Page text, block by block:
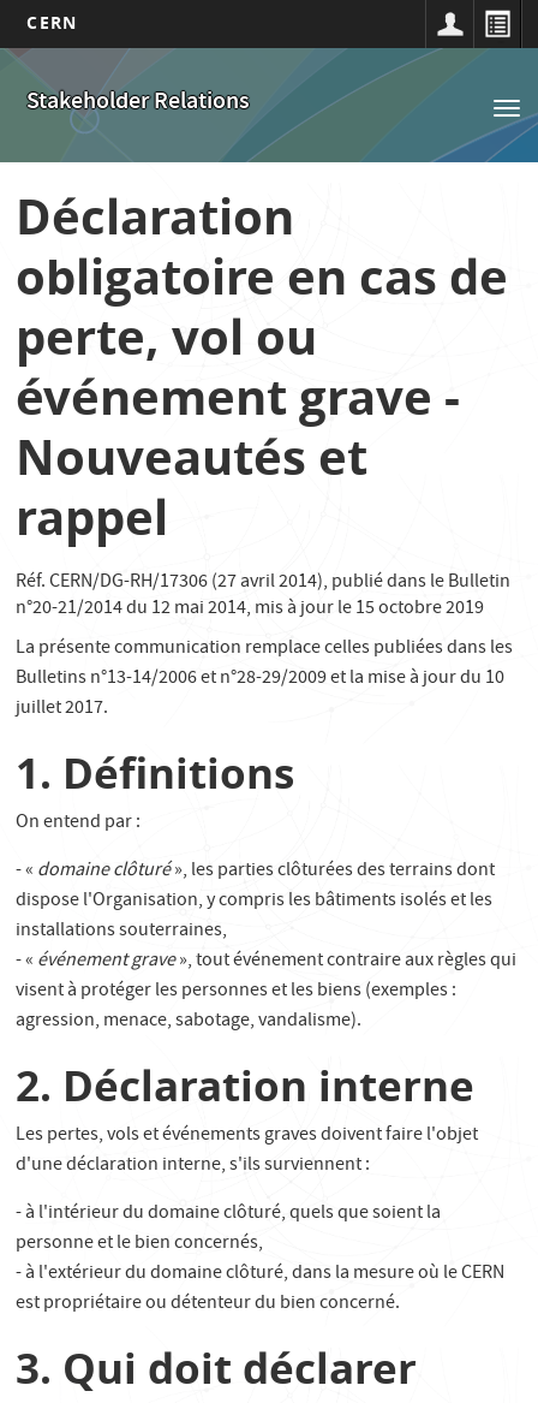
Aller
contenu
CERN
Stakeholder Relations
Navigation
principale
Déclaration
obligatoire en cas de
perte, vol ou
événement grave -
Nouveautés et
rappel
Réf. CERN/DG-RH/17306 (27 avril 2014), publié dans le Bulletin
n°20-21/2014 du 12 mai 2014, mis à jour le 15 octobre 2019
La présente communication remplace celles publiées dans les
Bulletins n°13-14/2006 et n°28-29/2009 et la mise à jour du 10
juillet 2017.
1. Définitions
On entend par :
- « domaine clôturé», les parties clôturées des terrains dont
dispose l'Organisation, y compris les bâtiments isolés et les
installations souterraines,
- « événement grave», tout événement contraire aux règles qui
visent à protéger les personnes et les biens (exemples :
agression, menace, sabotage, vandalisme).
2. Déclaration interne
Les pertes, vols et événements graves doivent faire l'objet
d'une déclaration interne, s'ils surviennent :
- à l'intérieur du domaine clôturé, quels que soient la
personne et le bien concernés,
- à l'extérieur du domaine clôturé, dans la mesure où le CERN
est propriétaire ou détenteur du bien concerné.
3. Qui doit déclarer